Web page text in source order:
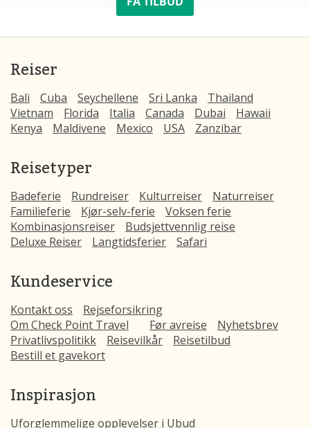
Reiser
Bali Cuba Seychellene Sri Lanka
Thailand
Vietnam
Florida Italia Canada Dubai
Hawaii
Kenya
Maldivene Mexico USA Zanzibar
Reisetyper
Badeferie Rundreiser Kulturreiser
Naturreiser
Familieferie
Kjør-selv-ferie
Voksen ferie
Kombinasjonsreiser
Budsjettvennlig reise
Deluxe Reiser
Langtidsferier Safari
Kundeservice
Kontakt oss
Rejseforsikring
Om Check Point Travel
Før avreise
Nyhetsbrev
Privatlivspolitikk
Reisevilkår
Reisetilbud
Bestill et gavekort
Inspirasjon
Uforglemmelige opplevelser i Ubud